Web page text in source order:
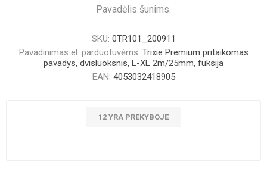
Pavadėlis šunims.
SKU: 0TR101_200911
Pavadinimas el. parduotuvėms: Trixie Premium pritaikomas
pavadys, dvisluoksnis, L-XL 2m/25mm, fuksija
EAN: 4053032418905
12 YRA PREKYBOJE